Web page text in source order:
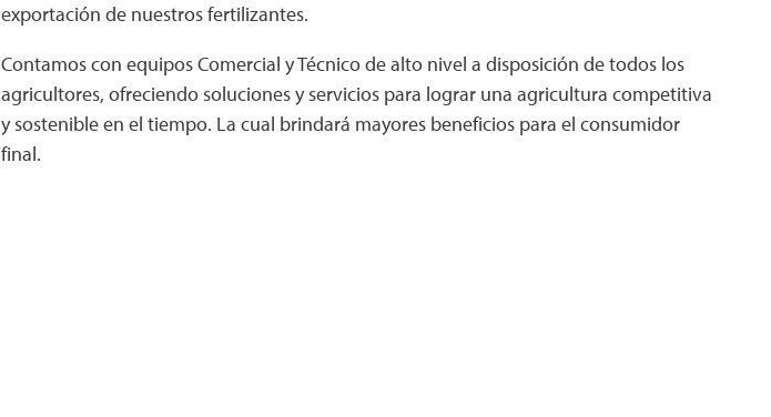
exportación de nuestros fertilizantes.
Contamos con equipos Comercial y Técnico de alto nivel a disposición de todos los
agricultores, ofreciendo soluciones y servicios para lograr una agricultura competitiva
y sostenible en el tiempo. La cual brindará mayores beneficios para el consumidor
final.